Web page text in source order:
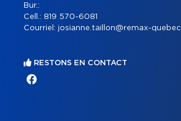
Bur.:
Cell.: 819 570-6081
Courriel: josianne.taillon@remax-
RESTONS EN CONTACT